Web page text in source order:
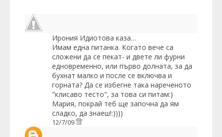
Ирония Идиотова каза…
Имам една питанка. Когато вече са
сложени да се пекат- и двете ли фурни
едновременно, или първо долната, за да
бухнат малко и после се включва и
горната? Да се избегне така нареченото
"клисаво тесто", за това си питам:)
Мария, покрай теб ще започна да ям
сладко, да знаеш!:))))
12/7/09